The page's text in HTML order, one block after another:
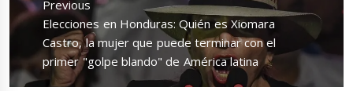
entradas
Previous
Previous
post:
Elecciones en Honduras: Quién es Xiomara
Castro, la mujer que puede terminar con el
primer "golpe blando" de América latina